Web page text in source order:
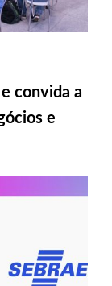
convida a
e